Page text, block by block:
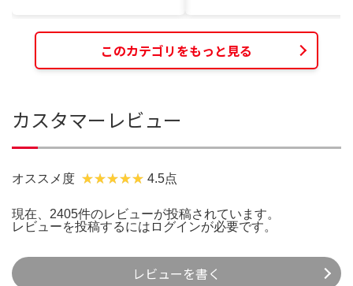
このカテゴリをもっと見る
カスタマーレビュー
オススメ度 4.5点
現在、2405件のレビューが投稿されています。
レビューを投稿するには ログインが必要です。
レビューを書く